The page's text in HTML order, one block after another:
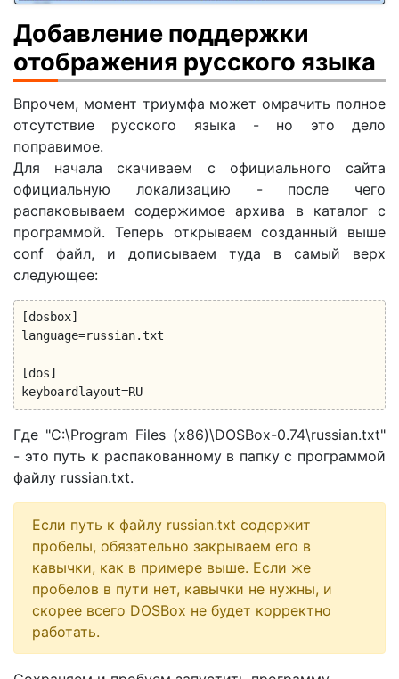
Добавление поддержки
отображения русского языка
Впрочем, момент триумфа может омрачить полное
отсутствие русского языка - но это дело
поправимое.
Для начала скачиваем с официального сайта
официальную локализацию - после чего
распаковываем содержимое архива в каталог с
программой. Теперь открываем созданный выше
conf файл, и дописываем туда в самый верх
следующее:
[dosbox]
language=russian.txt
[dos]
keyboardlayout=RU
Где "C:\Program Files (x86)\DOSBox-0.74\russian.txt"
- это путь к распакованному в папку с программой
файлу russian.txt.
Если путь к файлу russian.txt содержит
пробелы, обязательно закрываем его в
кавычки, как в примере выше. Если же
пробелов в пути нет, кавычки не нужны, и
скорее всего DOSBox не будет корректно
работать.